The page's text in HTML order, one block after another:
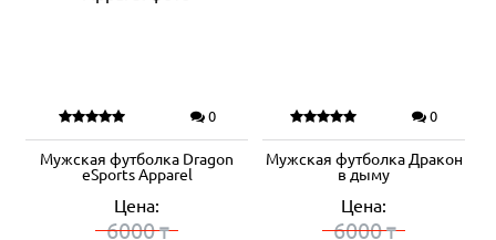
0
Мужская футболка Dragon
eSports Apparel
Цена:
6000₸
0
Мужская футболка Дракон
в дыму
Цена:
6000₸